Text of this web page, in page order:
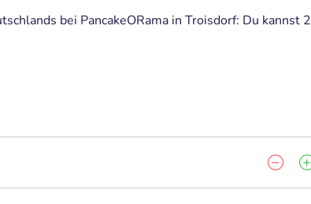
bei PancakeORama in Troisdorf: Du kannst 2